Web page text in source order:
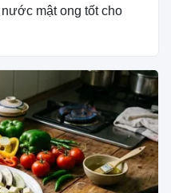
mật ong tốt cho